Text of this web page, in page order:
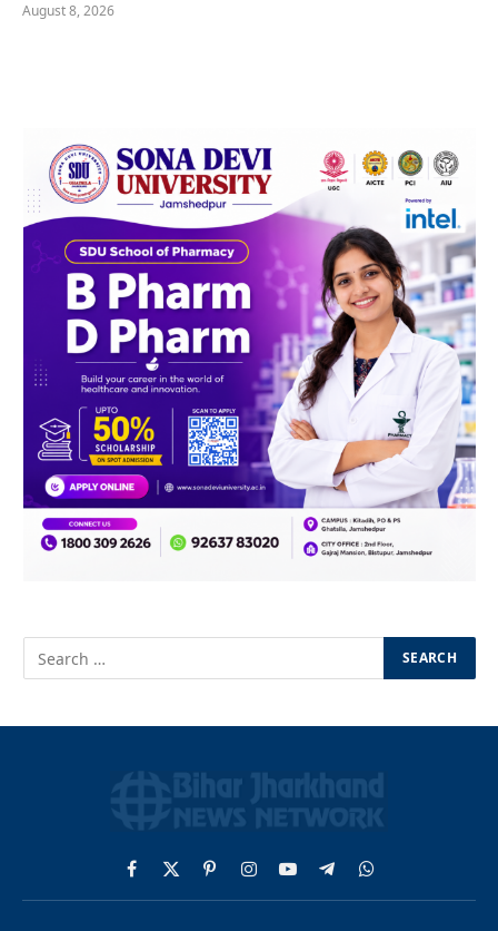
August 8, 2026
Facebook
X
(Twitter)
PinterestInstagram
YouTubeTelegramWhatsApp